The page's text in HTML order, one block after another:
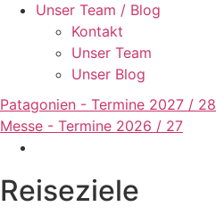
Unser Team / Blog
Kontakt
Unser Team
Unser Blog
Patagonien - Termine 2027 / 28
Messe - Termine 2026 / 27
Reiseziele